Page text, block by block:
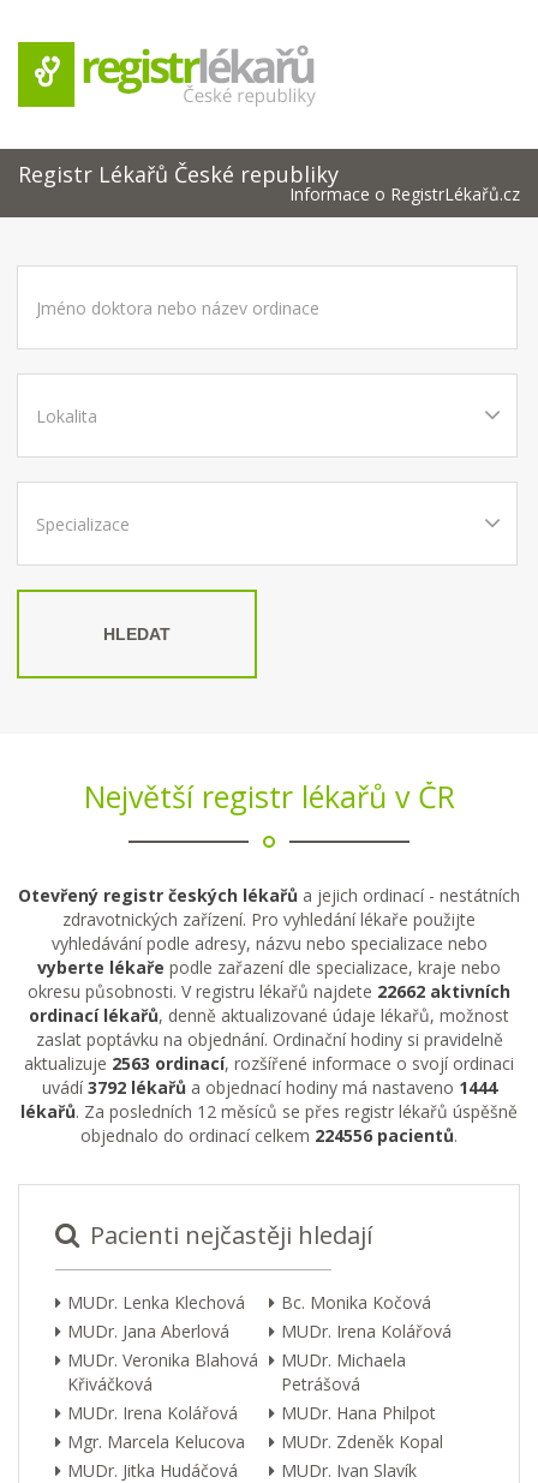
Registr Lékařů České republiky
Informace o RegistrLékařů.cz
HLEDAT
Největší registr lékařů v ČR
Otevřený registr českých lékařů a jejich ordinací - nestátních
zdravotnických zařízení. Pro vyhledání lékaře použijte
vyhledávání podle adresy, názvu nebo specializace nebo
vyberte lékaře podle zařazení dle specializace, kraje nebo
okresu působnosti. V registru lékařů najdete 22662 aktivních
ordinací lékařů, denně aktualizované údaje lékařů, možnost
zaslat poptávku na objednání. Ordinační hodiny si pravidelně
aktualizuje 2563 ordinací, rozšířené informace o svojí ordinaci
uvádí3792 lékařů a objednací hodiny má nastaveno 1444
lékařů. Za posledních 12 měsíců se přes registr lékařů úspěšně
objednalo do ordinací celkem 224556 pacientů.
Pacienti nejčastěji hledají
MUDr. Lenka Klechová
Bc. Monika Kočová
MUDr. Jana Aberlová
MUDr. Irena Kolářová
MUDr. Veronika Blahová
Křiváčková
MUDr. Michaela
Petrášová
MUDr. Irena Kolářová
MUDr. Hana Philpot
Mgr. Marcela Kelucova
MUDr. Zdeněk Kopal
MUDr. Jitka Hudáčová
MUDr. Ivan Slavík